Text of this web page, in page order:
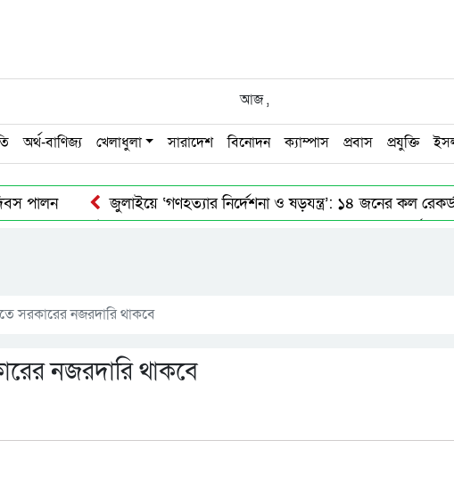
আজ,
অর্থ-বাণিজ্য খেলাধুলা সারাদেশ বিনোদন ক্যাম্পাস প্রবাস প্রযুক্তি
পালন জুলাইয়ে ‘গণহত্যার নির্দেশনা ও ষড়যন্ত্র’: ১৪ জনের কল রেকর্ড
সরকারের নজরদারি থাকবে
নজরদারি থাকবে